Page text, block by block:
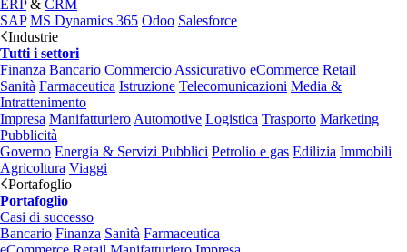
ERP& CRM
SAP MS Dynamics 365 Odoo Salesforce
Industrie
Tutti i settori
Finanza Bancario Commercio Assicurativo eCommerce Retail
Sanità Farmaceutica Istruzione Telecomunicazioni Media &
Intrattenimento
Impresa Manifatturiero Automotive Logistica Trasporto Marketing
Pubblicità
Governo Energia & Servizi Pubblici Petrolio e gas Edilizia Immobili
Agricoltura Viaggi
Portafoglio
Portafoglio
Casi di successo
Bancario Finanza Sanità Farmaceutica